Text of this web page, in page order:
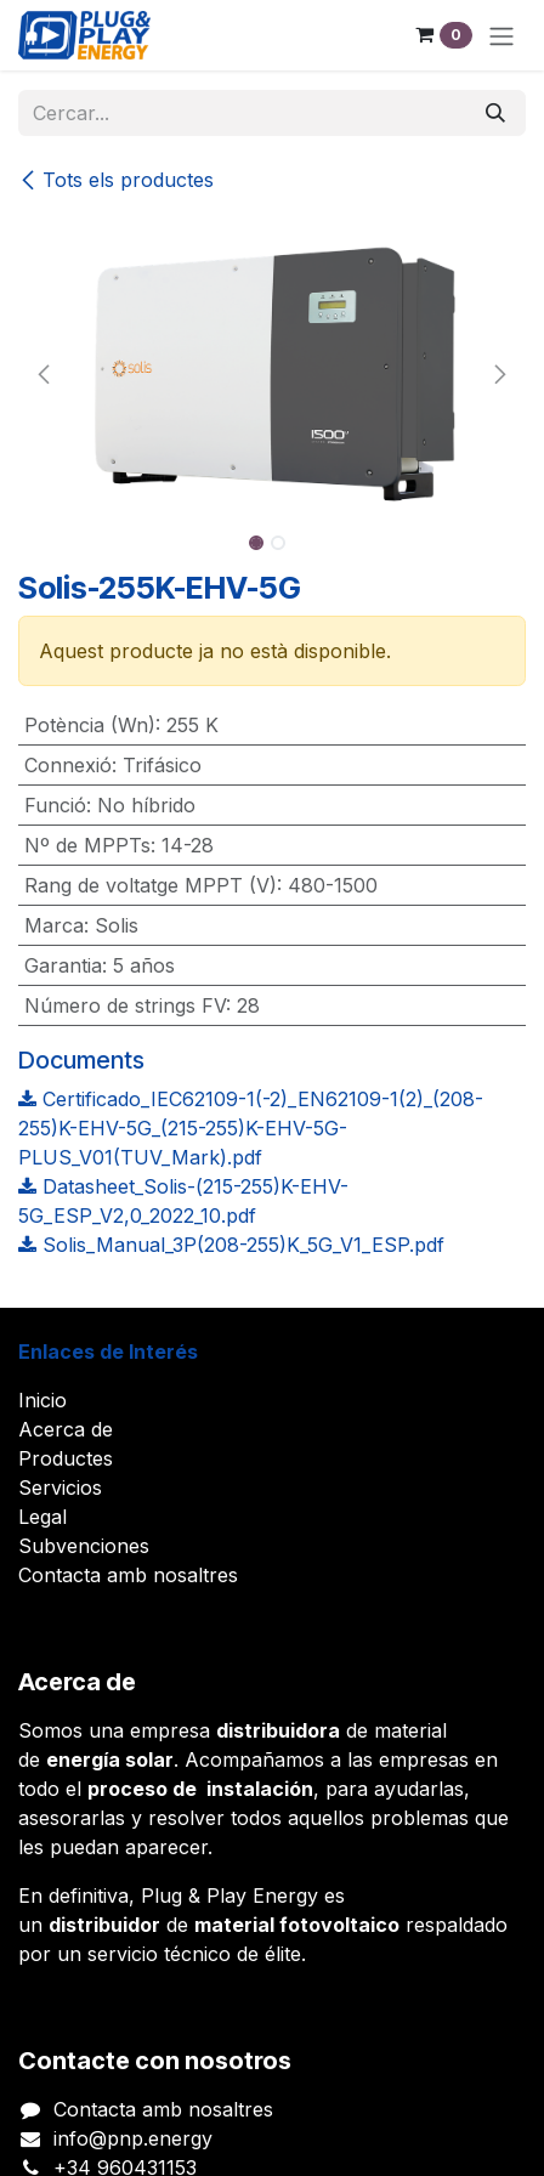
Skip to Content
0
Tots els productes
Solis-255K-EHV-5G
Aquest producte ja no està disponible.
Potència (Wn): 255 K
Connexió: Trifásico
Funció: No híbrido
Nº de MPPTs: 14-28
Rang de voltatge MPPT (V): 480-1500
Marca: Solis
Garantia: 5 años
Número de strings FV: 28
Documents
Certificado_IEC62109-1(-2)_EN62109-1(2)_(208-
255)K-EHV-5G_(215-255)K-EHV-5G-
PLUS_V01(TUV_Mark).pdf
Datasheet_Solis-(215-255)K-EHV-
5G_ESP_V2,0_2022_10.pdf
Solis_Manual_3P(208-255)K_5G_V1_ESP.pdf
Enlaces de Interés
Inicio
Acerca de
Productes
Servicios
Legal
Subvenciones
Contacta amb nosaltres
Acerca de
Somos una empresa distribuidora de material
de energía solar. Acompañamos a las empresas en
todo el proceso de instalación, para ayudarlas,
asesorarlas y resolver todos aquellos problemas que
les puedan aparecer.
En definitiva, Plug & Play Energy es
un distribuidor de material fotovoltaico respaldado
por un servicio técnico de élite.
Contacte con nosotros
Contacta amb nosaltres
info@pnp.energy
+34 960431153